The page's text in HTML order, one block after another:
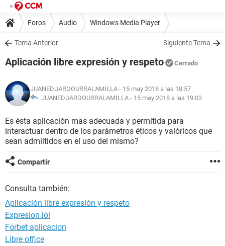
Foros Audio Windows Media Player
Tema Anterior Siguiente Tema
Aplicación libre expresión y respeto Cerrado
JUANEDUARDOURRALAMILLA - 15 may 2018 a las 18:57
JUANEDUARDOURRALAMILLA - 15 may 2018 a las 19:03
Es ésta aplicación mas adecuada y permitida para
interactuar dentro de los parámetros éticos y valóricos que
sean admiitidos en el uso del mismo?
Compartir
Consulta también:
Aplicación libre expresión y respeto
Expresion lol
Forbet aplicacion
Libre office